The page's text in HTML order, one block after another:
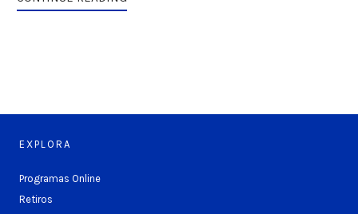
EXPLORA
Programas Online
Retiros